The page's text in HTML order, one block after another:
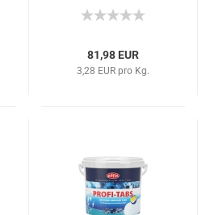
81,98 EUR
3,28 EUR pro Kg.